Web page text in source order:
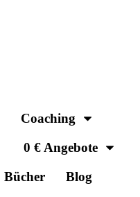
Coaching
0 € Angebote
Bücher
Blog